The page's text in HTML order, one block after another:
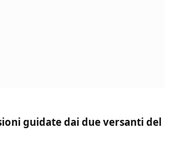
guidate dai due versanti del